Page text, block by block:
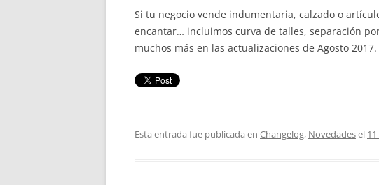
Si tu negocio vende indumentaria, calzado o
encantar… incluimos curva de talles, separación
muchos más en las actualizaciones de Agosto 2017.
Esta entrada fue publicada en Changelog, Novedadesel